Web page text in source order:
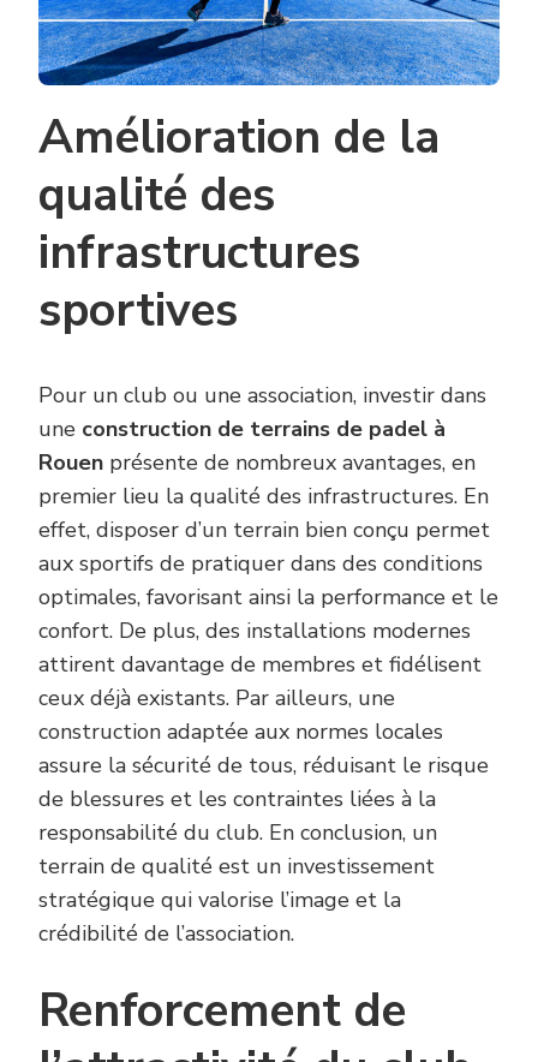
?
Amélioration de la
qualité des
infrastructures
sportives
Pour un club ou une association, investir dans
une construction de terrains de padel à
Rouen présente de nombreux avantages, en
premier lieu la qualité des infrastructures. En
effet, disposer d’un terrain bien conçu permet
aux sportifs de pratiquer dans des conditions
optimales, favorisant ainsi la performance et le
confort. De plus, des installations modernes
attirent davantage de membres et fidélisent
ceux déjà existants. Par ailleurs, une
construction adaptée aux normes locales
assure la sécurité de tous, réduisant le risque
de blessures et les contraintes liées à la
responsabilité du club. En conclusion, un
terrain de qualité est un investissement
stratégique qui valorise l’image et la
crédibilité de l’association.
Renforcement de